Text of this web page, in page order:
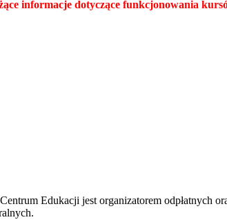
informacje dotyczące funkcjonowania
Edukacji jest organizatorem odpłatnych